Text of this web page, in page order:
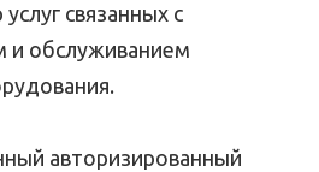
связанных с
и обслуживанием
авторизированный